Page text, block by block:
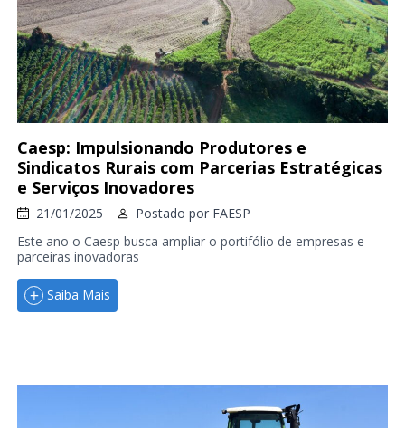
Caesp: Impulsionando Produtores e
Sindicatos Rurais com Parcerias Estratégicas
e Serviços Inovadores
21/01/2025 Postado por FAESP
Este ano o Caesp busca ampliar o portifólio de empresas e
parceiras inovadoras
Saiba Mais